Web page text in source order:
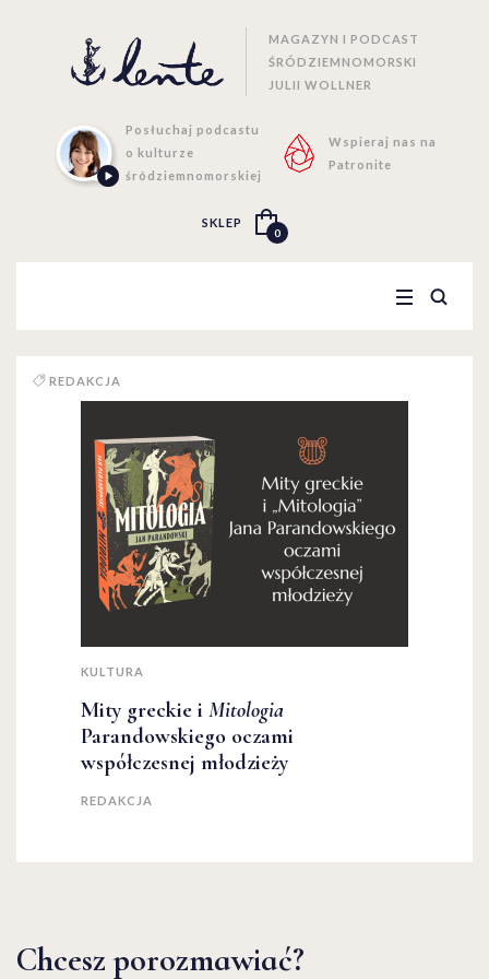
MAGAZYN I PODCAST
ŚRÓDZIEMNOMORSKI
JULII WOLLNER
Posłuchaj podcastu
o kulturze
śródziemnomorskiej
Wspieraj nas na
Patronite
SKLEP
0
REDAKCJA
KULTURA
Mity greckie i Mitologia
Parandowskiego oczami
współczesnej młodzieży
REDAKCJA
Chcesz porozmawiać?